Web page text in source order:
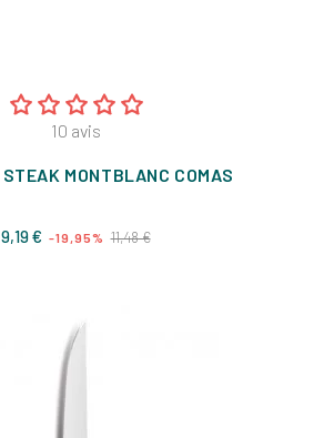
10 avis
MONTBLANC COMAS
9,19 € Prix
-19,95% 11,48 €Prix